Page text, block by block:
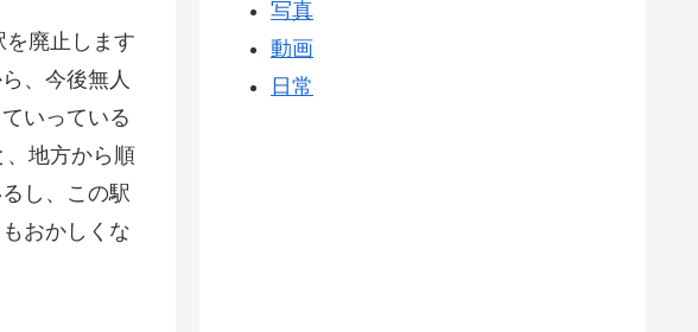
廃止します
、今後無人
いっている
、地方から順
し、この駅
おかしくな
写真
動画
日常